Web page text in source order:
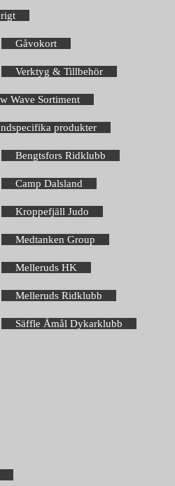
Gåvokort
Verktyg & Tillbehör
Wave Sortiment
produkter
Bengtsfors Ridklubb
Camp Dalsland
Kroppefjäll Judo
Medtanken Group
Melleruds HK
Melleruds Ridklubb
Säffle Åmål Dykarklubb